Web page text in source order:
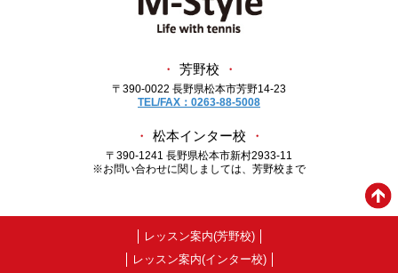
・ 芳野校 ・
〒390-0022 長野県松本市芳野14-23
TEL/FAX：0263-88-5008
・ 松本インター校 ・
〒390-1241 長野県松本市新村2933-11
※お問い合わせに関しましては、芳野校まで
レッスン案内(芳野校)
レッスン案内(インター校)